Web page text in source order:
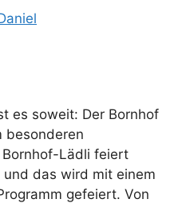
es soweit: Der Bornhof
besonderen
Lädli feiert
das wird mit einem
gefeiert. Von